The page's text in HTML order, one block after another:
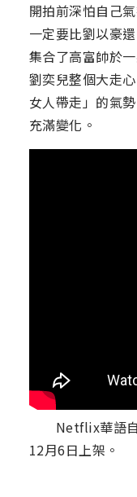
開拍前深怕自己
一定要比劉以豪
集合了高富帥於
劉奕兒整個大走
女人帶走」的氣
充滿變化。
Netflix華語自
12月6日上架。